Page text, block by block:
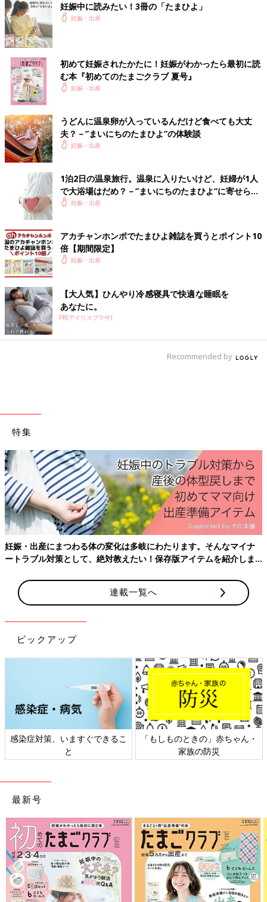
🐕*****さん
そうだったんですね💦 部屋風呂🛀のほうが確かに安心です
もんね🤔 ありがとうございます！ 母子手帳と保険証も忘
れないようにします😎 色々教えてくださりありがとうご
ざいます😭💕
関連するその他の体験談
た*****さん
2泊3日東北旅行行ってきます！！🚅温泉も客室露天風呂付きにし
て楽しみすぎます🥹💓盛岡を拠点に岩手、秋田などまわるつもり
なのですがおすすめありますか？.....
＜続きはアプリから＞
💬 10
ひ*****さん
旦那さんと有給合わせて、行事頑張ったご褒美(保育士)&念願の
マタ旅☺️車で2時間くらいの温泉宿にしました。みなさん、マタ
旅行かれましたか？？またこれから行く予定ありますか？？.....
💬 14
例の義実家帰省は取り止めになりました。出産予定日の前までに
一度顔見せに行った方が良いですか…？義実家との関係は良好で
す.....
＜続きはアプリから＞
💬 6 ♥2
も*****さん
後1ヶ月後には九州にお引っ越しだ〜🥹♡私のお願いで安定期ま
で実家でゆっくり過ごさせてくれた主人に感謝👱🏻‍♂️大分県に行っ
て温泉に行きたいな〜🥰3人家族になるのは凄く楽しみだけど.....
＜続きはアプリから＞
💬 16♥13
め*****さん
いし、でも北海道は、温泉旅館くらいしかないし、どこ行っても
＜続きはアプリから＞
💬 8
6
同じ出産予定月の妊婦さんの体験談や質問が読める
「まいにちのたまひよ」アプリ
妊娠中に読みたい！3冊の「たまひよ」
妊娠・出産
初めて妊娠されたかたに！妊娠がわかったら最初に読
む本『初めてのたまごクラブ 夏号』
妊娠・出産
うどんに温泉卵が入っているんだけど食べても大丈
夫？－”まいにちのたまひよ”の体験談
妊娠・出産
1泊2日の温泉旅行。温泉に入りたいけど、妊婦が1人
で大浴場はだめ？－”まいにちのたまひよ”に寄せられ
た投稿妊娠・出産
アカチャンホンポでたまひよ雑誌を買うとポイント10
倍【期間限定】
妊娠・出産
【大人気】ひんやり冷感寝具で快適な睡眠を
あなたに。
PR(アイリスプラザ)
Recommended by
特集
妊娠・出産にまつわる体の変化は多岐にわたります。そんなマイナ
ートラブル対策として、絶対教えたい！保存版アイテムを紹介しま
連載一覧へ
ピックアップ
感染症対策、いますぐできるこ
と
「もしものときの」赤ちゃん・
家族の防災
最新号